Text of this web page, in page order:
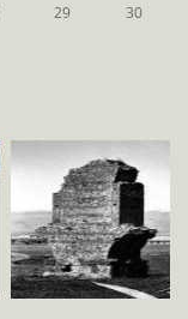
29
30